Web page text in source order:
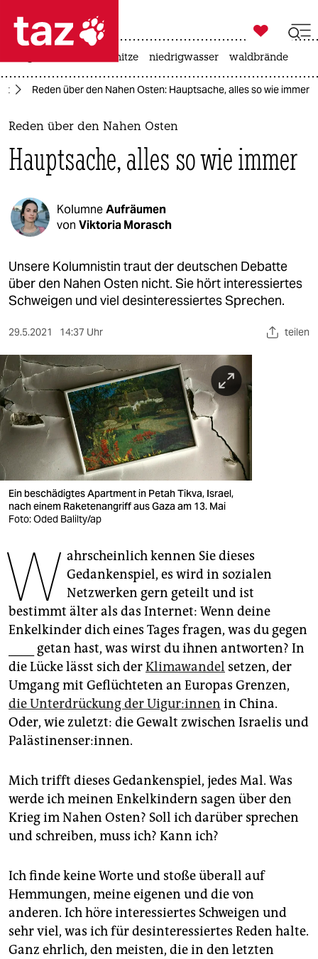
 taz zahl ich
taz zahl ich
themen
politik
öko
gesellschaft
kultur
sport
nord
wahrheit
verlag
verlag
veranstaltungen
shop
fragen & hilfe
unterstützen
abo
genossenschaft

taz zahl ich
hitze niedrigwasser waldbrände
Reden über den Nahen Osten: Hauptsache, alles so wie immer
Reden über den Nahen Osten
Hauptsache, alles so wie immer
KolumneAufräumen
von Viktoria Morasch
Unsere Kolumnistin traut der deutschen Debatte
über den Nahen Osten nicht. Sie hört interessiertes
Schweigen und viel desinteressiertes Sprechen.
29.5.2021 14:37 Uhr teilen
Ein beschädigtes Apartment in Petah Tikva, Israel,
nach einem Raketenangriff aus Gaza am 13. Mai
Foto: Oded Balilty/ap
W ahrscheinlich kennen Sie dieses
Gedankenspiel, es wird in sozialen
Netzwerken gern geteilt und ist
bestimmt älter als das Internet: Wenn deine
Enkelkinder dich eines Tages fragen, was du gegen
____ getan hast, was wirst du ihnen antworten? In
die Lücke lässt sich derKlimawandel setzen, der
Umgang mit Geflüchteten an Europas Grenzen,
die Unterdrückung der Ui­gu­r:in­nen in China.
Oder, wie zuletzt: die Gewalt zwischen Israelis und
Palästinenser:innen.
Mich trifft dieses Gedankenspiel, jedes Mal. Was
werde ich meinen Enkelkindern sagen über den
Krieg im Nahen Osten? Soll ich darüber sprechen
und schreiben, muss ich? Kann ich?
Ich finde keine Worte und stoße überall auf
Hemmungen, meine eigenen und die von
anderen. Ich höre interessiertes Schweigen und
sehr viel, was ich für desinteressiertes Reden halte.
Ganz ehrlich, den meisten, die in den letzten